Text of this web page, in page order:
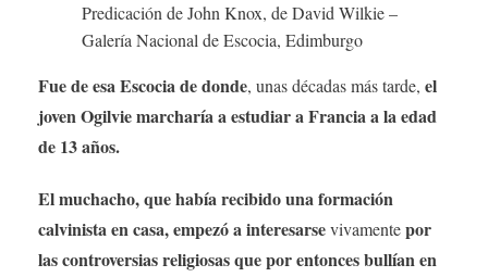
Predicación de John Knox, de David Wilkie –
Galería Nacional de Escocia, Edimburgo
Fue de esa Escocia de donde, unas décadas más tarde, el
joven Ogilvie marcharía a estudiar a Francia a la edad
de 13 años.
El muchacho, que había recibido una formación
calvinista en casa, empezó a interesarsevivamentepor
las controversias religiosas que por entonces bullían en